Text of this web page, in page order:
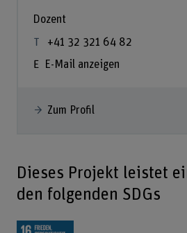
Dozent
+41 32 321 64 82
E-Mail anzeigen
Zum Profil
Dieses Projekt leistet
den folgenden SDGs